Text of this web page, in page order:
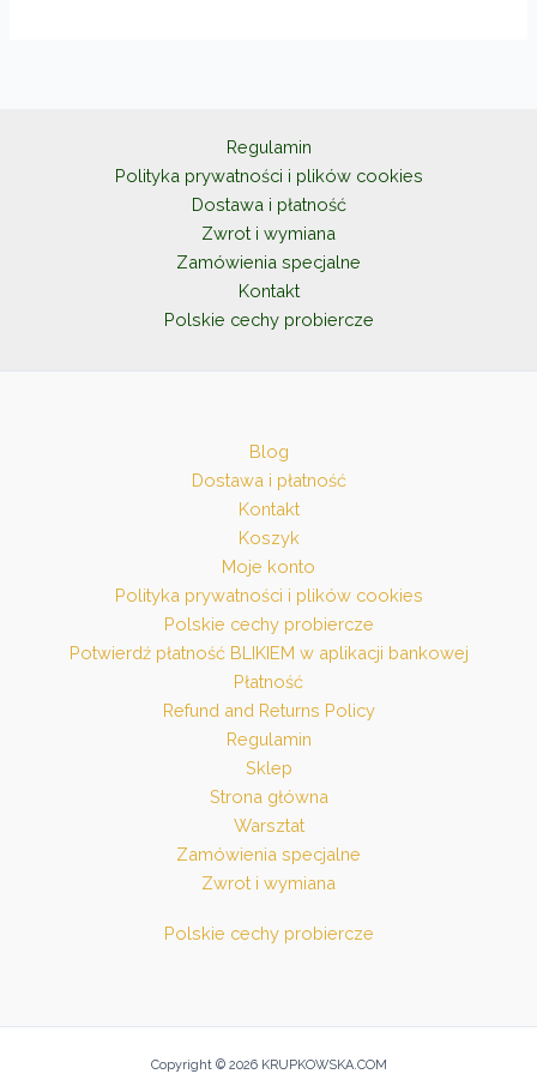
na
stronie
produktu
Regulamin
Polityka prywatności i plików cookies
Dostawa i płatność
Zwrot i wymiana
Zamówienia specjalne
Kontakt
Polskie cechy probiercze
Blog
Dostawa i płatność
Kontakt
Koszyk
Moje konto
Polityka prywatności i plików cookies
Polskie cechy probiercze
Potwierdź płatność BLIKIEM w aplikacji bankowej
Płatność
Refund and Returns Policy
Regulamin
Sklep
Strona główna
Warsztat
Zamówienia specjalne
Zwrot i wymiana
Polskie cechy probiercze
Copyright © 2026 KRUPKOWSKA.COM